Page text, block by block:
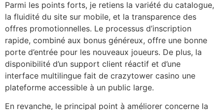
Parmi les points forts, je retiens la variété du catalogue,
la fluidité du site sur mobile, et la transparence des
offres promotionnelles. Le processus d’inscription
rapide, combiné aux bonus généreux, offre une bonne
porte d’entrée pour les nouveaux joueurs. De plus, la
disponibilité d’un support client réactif et d’une
interface multilingue fait de crazytower casino une
plateforme accessible à un public large.
En revanche, le principal point à améliorer concerne la